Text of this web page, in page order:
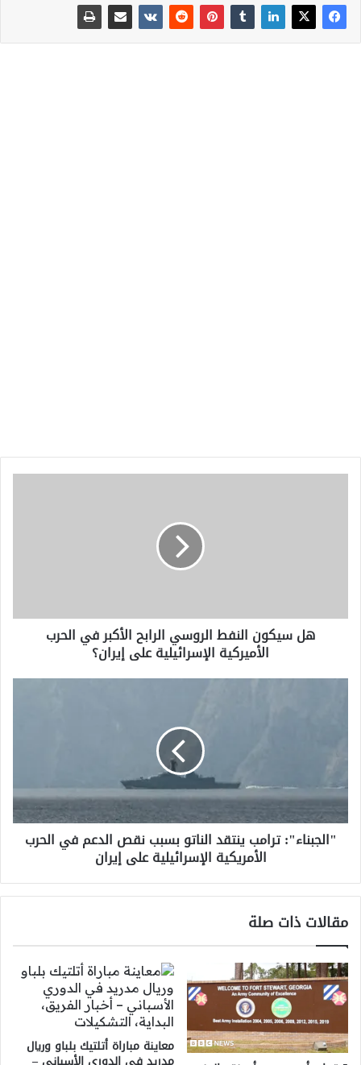
الأميركية
الإسرائيليةهل سيكون النفط الروسي الرابح الأكبر في الحرب
الأميركية الإسرائيلية على إيران؟
الدعم
في
الحرب
الأمريكية
إيران
"الجبناء": ترامب ينتقد الناتو بسبب نقص الدعم في الحرب
الأمريكية الإسرائيلية على إيران
مقالات ذات صلة
معاينة مباراة أتلتيك بلباو وريال